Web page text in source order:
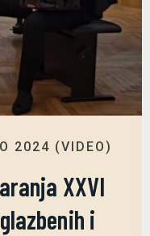
2024 (VIDEO)
XXVI
i